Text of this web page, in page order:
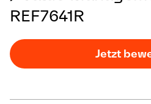
REF7641R
Jetzt